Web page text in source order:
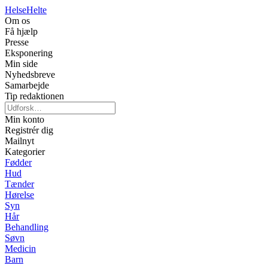
HelseHelte
Om os
Få hjælp
Presse
Eksponering
Min side
Nyhedsbreve
Samarbejde
Tip redaktionen
Min konto
Registrér dig
Mailnyt
Kategorier
Fødder
Hud
Tænder
Hørelse
Syn
Hår
Behandling
Søvn
Medicin
Barn